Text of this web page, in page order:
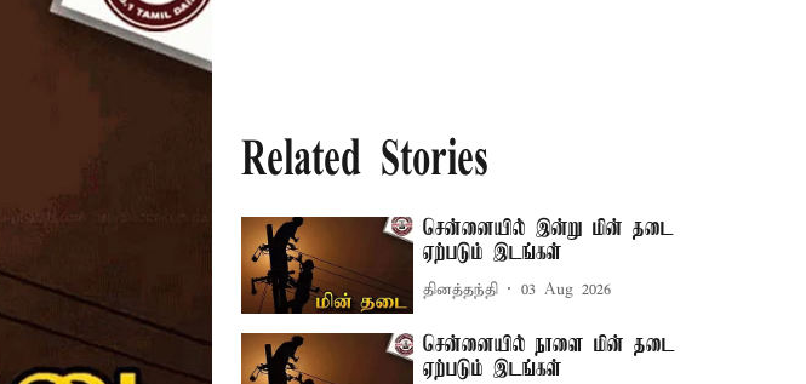
Related Stories
சென்னையில் இன்று மின் தடை
ஏற்படும் இடங்கள்
தினத்தந்தி 03 Aug 2026
சென்னையில் நாளை மின் தடை
ஏற்படும் இடங்கள்